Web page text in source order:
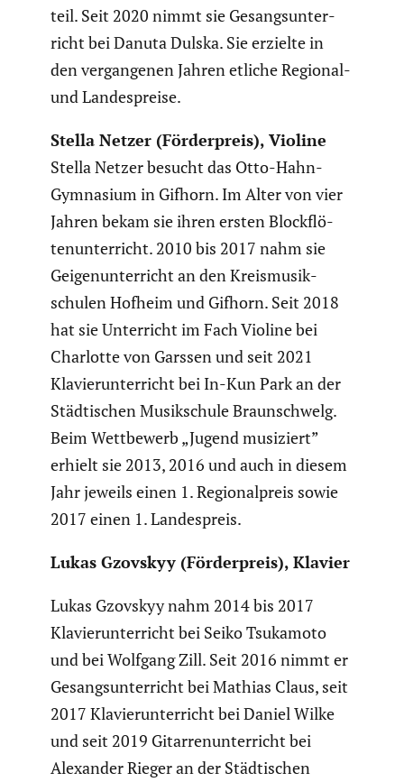
teil. Seit 2020 nimmt sie Gesangs­un­ter­
richt bei Danuta Dulska. Sie erzielte in
den vergan­genen Jahren etliche Regional-
und Landes­preise.
Stella Netzer (Förder­preis), Violine
Stella Netzer besucht das Otto-Hahn-
Gymnasium in Gifhorn. Im Alter von vier
Jahren bekam sie ihren ersten Block­flö­
ten­un­ter­richt. 2010 bis 2017 nahm sie
Geigen­un­ter­richt an den Kreis­mu­sik­
schulen Hofheim und Gifhorn. Seit 2018
hat sie Unter­richt im Fach Violine bei
Charlotte von Garssen und seit 2021
Klavier­un­ter­richt bei In-Kun Park an der
Städti­schen Musik­schule Braun­schwelg.
Beim Wettbe­werb „Jugend musiziert”
erhielt sie 2013, 2016 und auch in diesem
Jahr jeweils einen 1. Regio­nal­preis sowie
2017 einen 1. Landes­preis.
Lukas Gzovskyy (Förder­preis), Klavier
Lukas Gzovskyy nahm 2014 bis 2017
Klavier­un­ter­richt bei Seiko Tsukamoto
und bei Wolfgang Zill. Seit 2016 nimmt er
Gesangs­un­ter­richt bei Mathias Claus, seit
2017 Klavier­un­ter­richt bei Daniel Wilke
und seit 2019 Gitar­ren­un­ter­richt bei
Alexander Rieger an der Städti­schen